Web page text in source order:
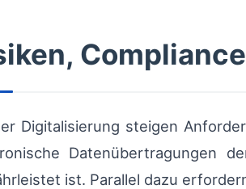
Digitalisierung steigen
Datenübertragungen
ist. Parallel dazu